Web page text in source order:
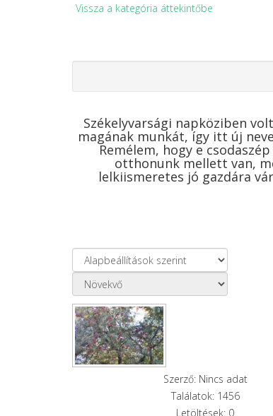
Vissza a kategória áttekintőbe
Székelyvarsági napköziben
magának munkát, így itt új
Remélem, hogy e
otthonunk mellett van,
lelkiismeretes jó gazdára
Szerző: Nincs adat
Találatok: 1456
Letöltések: 0